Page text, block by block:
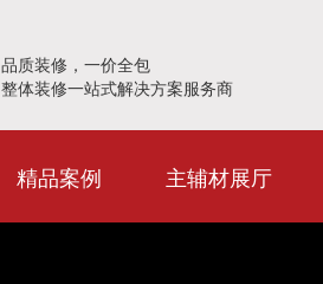
品质装修，一价全包
整体装修一站式解决方案服务商
精品案例 主辅材展厅